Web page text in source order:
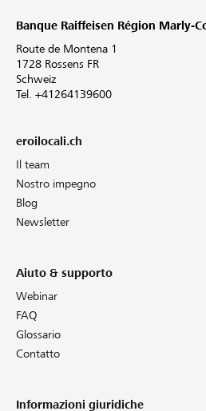
Banque Raiffeisen Région Marly-
Route de Montena 1
1728 Rossens FR
Schweiz
Tel. +41264139600
eroilocali.ch
Il team
Nostro impegno
Blog
Newsletter
Aiuto & supporto
Webinar
FAQ
Glossario
Contatto
Informazioni giuridiche